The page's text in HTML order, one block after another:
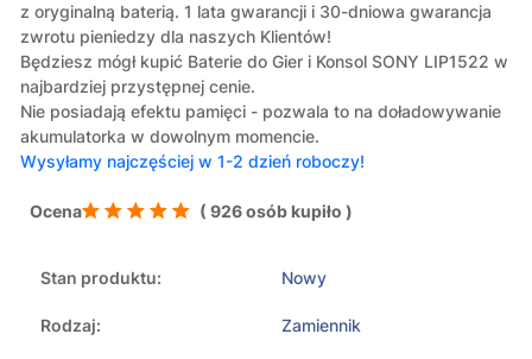
z oryginalną baterią. 1 lata gwarancji i 30-dniowa gwarancja
zwrotu pieniedzy dla naszych Klientów!
Będziesz mógł kupić Baterie do Gier i Konsol SONY LIP1522 w
najbardziej przystępnej cenie.
Nie posiadają efektu pamięci - pozwala to na doładowywanie
akumulatorka w dowolnym momencie.
Wysyłamy najczęściej w 1-2 dzień roboczy!
Ocena ( 926 osób kupiło )
Stan produktu: Nowy
Rodzaj: Zamiennik